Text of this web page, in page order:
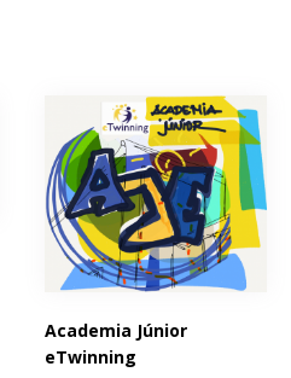
Academia Júnior
eTwinning